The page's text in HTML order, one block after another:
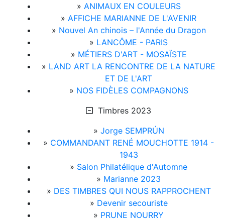
» ANIMAUX EN COULEURS
» AFFICHE MARIANNE DE L'AVENIR
» Nouvel An chinois – l'Année du Dragon
» LANCÔME - PARIS
» MÉTIERS D'ART - MOSAÏSTE
» LAND ART LA RENCONTRE DE LA NATURE
ET DE L'ART
» NOS FIDÈLES COMPAGNONS
Timbres 2023
» Jorge SEMPRÚN
» COMMANDANT RENÉ MOUCHOTTE 1914 -
1943
» Salon Philatélique d'Automne
» Marianne 2023
» DES TIMBRES QUI NOUS RAPPROCHENT
» Devenir secouriste
» PRUNE NOURRY